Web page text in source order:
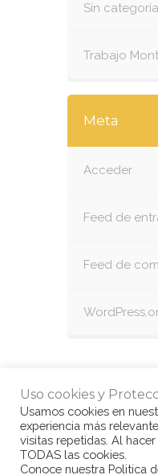
Sin categoría
Trabajo
Meta
Acceder
Feed de
Feed de
Uso cookies y
Usamos cookies en
experiencia más
visitas repetidas. Al
TODAS las cookies.
Conoce nuestra Politica